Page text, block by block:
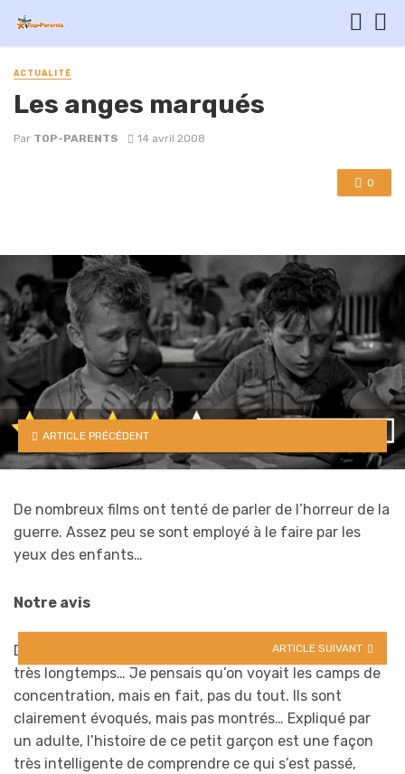
ACTUALITÉ
Les anges marqués
Par TOP-PARENTS 14 avril 2008
0
De nombreux films ont tenté de parler de l’horreur de la
guerre. Assez peu se sont employé à le faire par les
yeux des enfants…
Notre avis
Du cinéma comme on en fait plus ! Je l’avais vu il y a
très longtemps… Je pensais qu’on voyait les camps de
concentration, mais en fait, pas du tout. Ils sont
clairement évoqués, mais pas montrés… Expliqué par
un adulte, l’histoire de ce petit garçon est une façon
très intelligente de comprendre ce qui s’est passé,
ARTICLE PRÉCÉDENT
ARTICLE SUIVANT